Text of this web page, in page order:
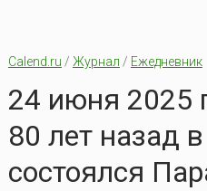
Calend.ru / Журнал / Ежедневник
24 июня 2025
80 лет назад
состоялся